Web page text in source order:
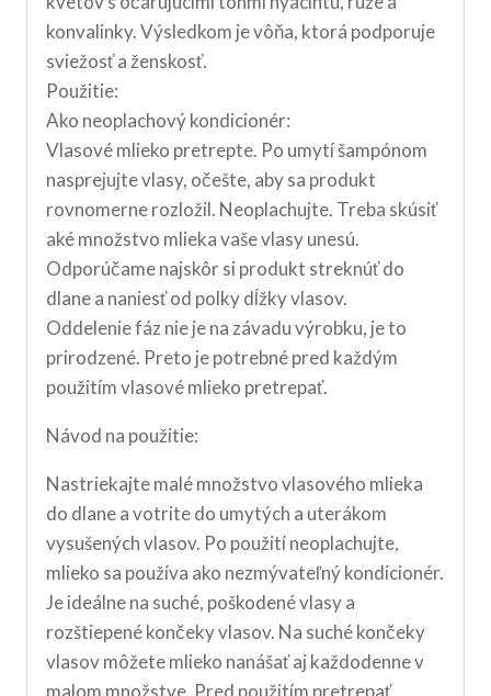
konvalinky. Výsledkom je vôňa, ktorá podporuje
sviežosť a ženskosť.
Použitie:
Ako neoplachový kondicionér:
Vlasové mlieko pretrepte. Po umytí šampónom
nasprejujte vlasy, očešte, aby sa produkt
rovnomerne rozložil. Neoplachujte. Treba skúsiť
aké množstvo mlieka vaše vlasy unesú.
Odporúčame najskôr si produkt streknúť do
dlane a naniesť od polky dĺžky vlasov.
Oddelenie fáz nie je na závadu výrobku, je to
prirodzené. Preto je potrebné pred každým
použitím vlasové mlieko pretrepať.
Návod na použitie:
Nastriekajte malé množstvo vlasového mlieka
do dlane a votrite do umytých a uterákom
vysušených vlasov. Po použití neoplachujte,
mlieko sa používa ako nezmývateľný kondicionér.
Je ideálne na suché, poškodené vlasy a
rozštiepené končeky vlasov. Na suché končeky
vlasov môžete mlieko nanášať aj každodenne v
malom množstve. Pred použitím pretrepať.